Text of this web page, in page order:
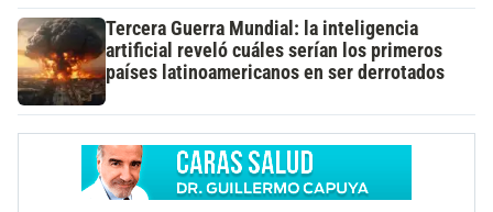
Tercera Guerra Mundial: la inteligencia
artificial reveló cuáles serían los primeros
países latinoamericanos en ser derrotados